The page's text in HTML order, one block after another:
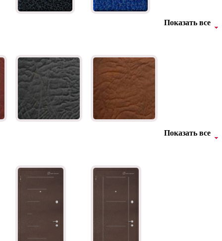
Показать все
Показать все